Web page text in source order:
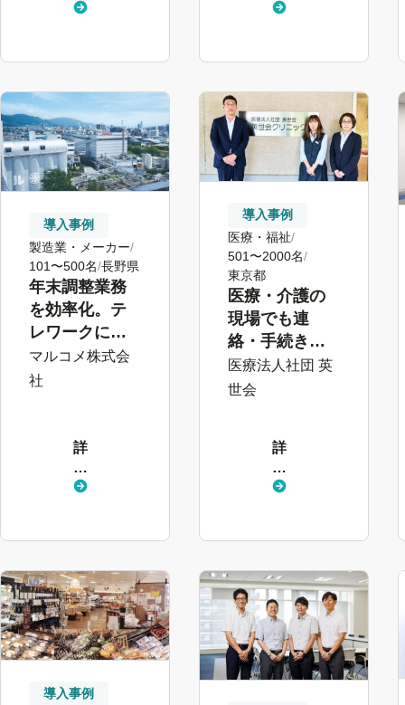
く
く
導入事例
製造業・メーカー
101〜500名 長野県
年末調整業務
を効率化。テ
レワークに対
応する労務改
革
マルコメ株式会
社
詳
し
く
導入事例
医療・福祉
501〜2000名
東京都
医療・介護の
現場でも連
絡・手続きを
滞留させな
い。「メッ
ゲームをなく
医療法人社団 英
世会
詳
し
く
導入事例